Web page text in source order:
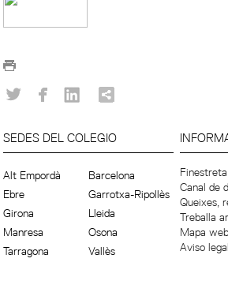
SEDES DEL COLEGIO
Alt Empordà
Barcelona
Ebre
Garrotxa-Ripollès
Girona
Lleida
Manresa
Osona
Tarragona
Vallès
Canal de
Queixes,
Treballa
Mapa web
Aviso legal